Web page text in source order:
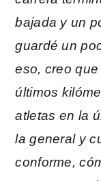
bajada y un
guardé un
eso, creo
últimos
atletas en la
la general y
conforme,